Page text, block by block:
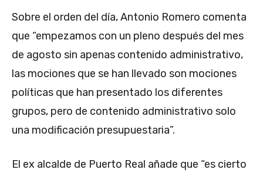
Sobre el orden del día, Antonio Romero comenta
que “empezamos con un pleno después del mes
de agosto sin apenas contenido administrativo,
las mociones que se han llevado son mociones
políticas que han presentado los diferentes
grupos, pero de contenido administrativo solo
una modificación presupuestaria”.
El ex alcalde de Puerto Real añade que “es cierto